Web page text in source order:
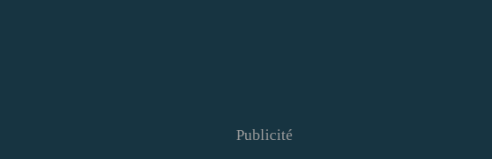
Publicité